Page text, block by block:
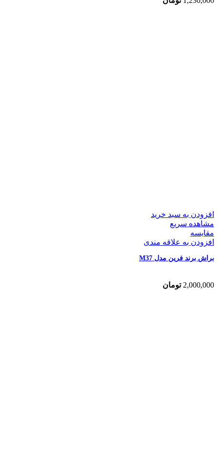
افزودن به سبد خرید
مشاهده سریع
مقایسه
افزودن به علاقه مندی
براش برند فرین مدل M37
2,000,000 تومان